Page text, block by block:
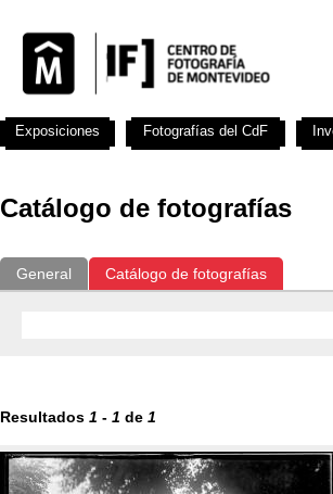
Catálogo de fotografías
General Catálogo de fotografías
Resultados 1 - 1 de 1
Exposiciones Fotografías del CdF